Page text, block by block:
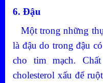
6. Đậu
Một trong những
là đậu do trong đậu
cho tim mạch.
cholesterol xấu để